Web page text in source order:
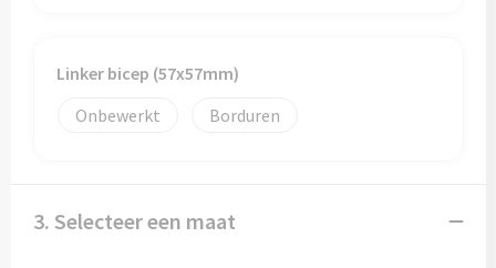
Linker bicep (57x57mm)
Onbewerkt
Borduren
3. Selecteer een maat